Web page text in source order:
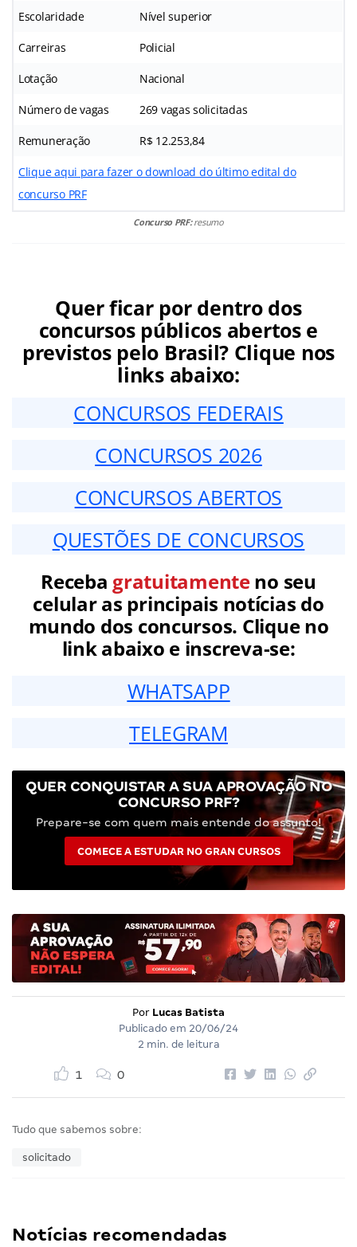
Escolaridade Nível superior
Carreiras Policial
Lotação Nacional
Número de vagas 269 vagas solicitadas
Remuneração R$ 12.253,84
Clique aqui para fazer o download do último edital do
concurso PRF
Concurso PRF:resumo
Quer ficar por dentro dos
concursos públicos abertos e
previstos pelo Brasil? Clique nos
links abaixo:
CONCURSOS FEDERAIS
CONCURSOS 2026
CONCURSOS ABERTOS
QUESTÕES DE CONCURSOS
Receba gratuitamenteno seu
celular as principais notícias do
mundo dos concursos. Clique no
link abaixo e inscreva-se:
WHATSAPP
TELEGRAM
QUER CONQUISTAR A SUA APROVAÇÃO NO
CONCURSO PRF?
Prepare-se com quem mais entende do assunto!
COMECE A ESTUDAR NO GRAN CURSOS
Por Lucas Batista
Publicado em 20/06/24
2 min. de leitura
1 0
Tudo que sabemos sobre:
solicitado
Notícias recomendadas